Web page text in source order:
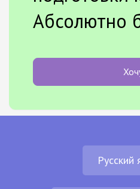
Абсолютно
Русский